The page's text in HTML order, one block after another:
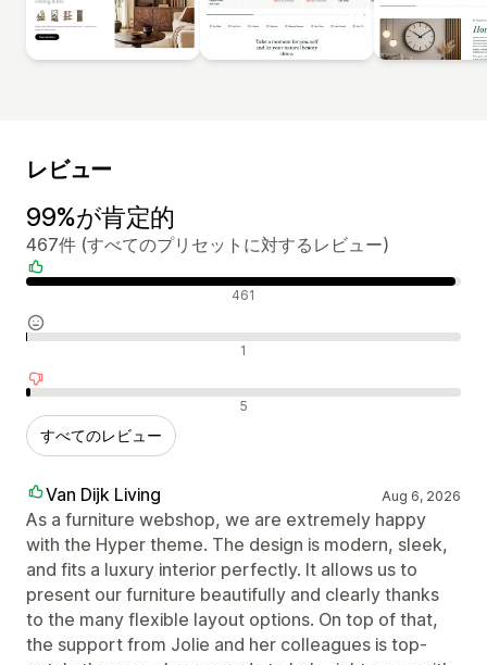
レビュー
99%が肯定的
467件 (すべてのプリセットに対するレビュー)
肯定的なレビュー 461
中間的なレビュー 1
否定的なレビュー 5
すべてのレビュー
Van Dijk Living Aug 6, 2026
As a furniture webshop, we are extremely happy
with the Hyper theme. The design is modern, sleek,
and fits a luxury interior perfectly. It allows us to
present our furniture beautifully and clearly thanks
to the many flexible layout options. On top of that,
the support from Jolie and her colleagues is top-